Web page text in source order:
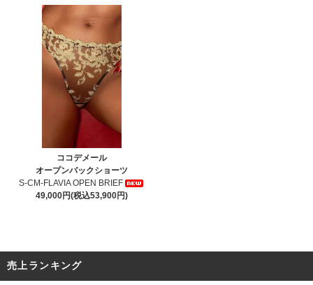
ココデメール
オープンバックショーツ
S-CM-FLAVIA OPEN BRIEF
49,000円(税込53,900円)
売上ランキング